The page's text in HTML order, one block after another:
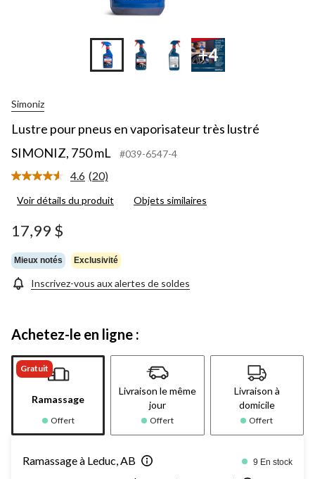
+4
Simoniz
Lustre pour pneus en vaporisateur très lustré
SIMONIZ, 750 mL
#039-6547-4
4.6 Lire
20
même
page.
(20)
Voir détails du produit Objets similaires
17,99 $
Mieux notés Exclusivité
Inscrivez-vous aux alertes de soldes
Achetez-le en ligne :
Gratuit
Ramassage
Offert
Livraison le même
jour
Offert
Livraison à
domicile
Offert
Ramassage à Leduc, AB 9 En stock